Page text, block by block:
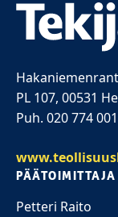
PL 107, 00531
Puh. 020 774 001
PÄÄTOIMITTAJA
Petteri Raito